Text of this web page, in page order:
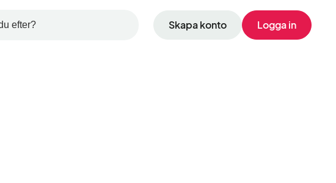
Skapa konto Logga in